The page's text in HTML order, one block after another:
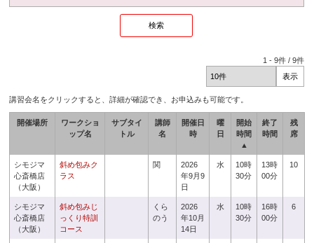
1 -9件 /9件
講習会名をクリックすると、詳細が確認でき、お申込みも可能です。
開催場所
ワークショ
ップ名
サブタイ
トル
講師
名
開催日
時
曜
日
開始
時間
▲
終了
時間
残
席
シモジマ
心斎橋店
（大阪）
斜め包みク
ラス
関
2026
年9月9
日
水
10時
30分
13時
00分
10
シモジマ
心斎橋店
（大阪）
斜め包みじ
っくり特訓
コース
くら
のう
2026
年10月
14日
水
10時
30分
16時
00分
6